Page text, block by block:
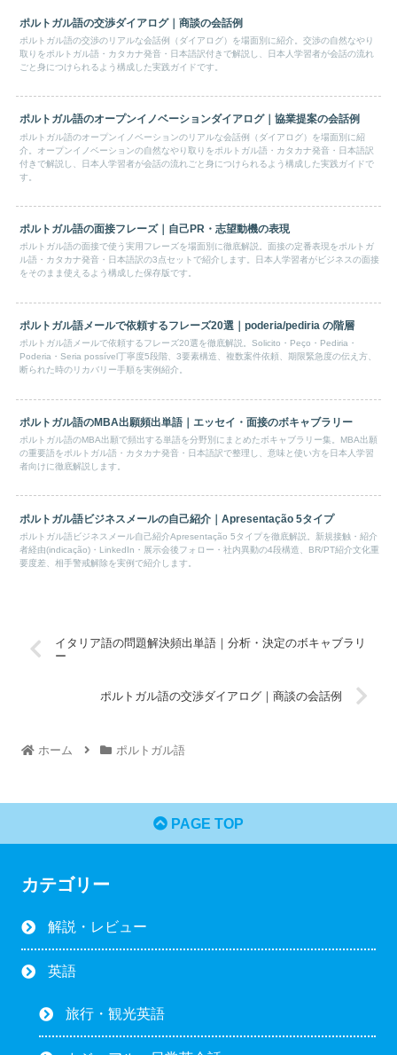
ポルトガル語の交渉ダイアログ｜商談の会話例
ポルトガル語の交渉のリアルな会話例（ダイアログ）を場面別に紹介。交渉の自然なやり
取りをポルトガル語・カタカナ発音・日本語訳付きで解説し、日本人学習者が会話の流れ
ごと身につけられるよう構成した実践ガイドです。
ポルトガル語のオープンイノベーションダイアログ｜協業提案の会話例
ポルトガル語のオープンイノベーションのリアルな会話例（ダイアログ）を場面別に紹
介。オープンイノベーションの自然なやり取りをポルトガル語・カタカナ発音・日本語訳
付きで解説し、日本人学習者が会話の流れごと身につけられるよう構成した実践ガイドで
す。
ポルトガル語の面接フレーズ｜自己PR・志望動機の表現
ポルトガル語の面接で使う実用フレーズを場面別に徹底解説。面接の定番表現をポルトガ
ル語・カタカナ発音・日本語訳の3点セットで紹介します。日本人学習者がビジネスの面接
をそのまま使えるよう構成した保存版です。
ポルトガル語メールで依頼するフレーズ20選｜poderia/pediria の階層
ポルトガル語メールで依頼するフレーズ20選を徹底解説。Solicito・Peço・Pediria・
Poderia・Seria possível丁寧度5段階、3要素構造、複数案件依頼、期限緊急度の伝え方、
断られた時のリカバリー手順を実例紹介。
ポルトガル語のMBA出願頻出単語｜エッセイ・面接のボキャブラリー
ポルトガル語のMBA出願で頻出する単語を分野別にまとめたボキャブラリー集。MBA出願
の重要語をポルトガル語・カタカナ発音・日本語訳で整理し、意味と使い方を日本人学習
者向けに徹底解説します。
ポルトガル語ビジネスメールの自己紹介｜Apresentação 5タイプ
ポルトガル語ビジネスメール自己紹介Apresentação 5タイプを徹底解説。新規接触・紹介
者経由(indicação)・LinkedIn・展示会後フォロー・社内異動の4段構造、BR/PT紹介文化重
要度差、相手警戒解除を実例で紹介します。
イタリア語の問題解決頻出単語｜分析・決定のボキャブラリ
ー
ポルトガル語の交渉ダイアログ｜商談の会話例
ホーム ポルトガル語
PAGE TOP
カテゴリー
解説・レビュー
英語
旅行・観光英語